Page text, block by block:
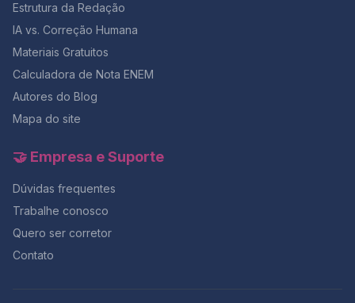
Estrutura da Redação
IA vs. Correção Humana
Materiais Gratuitos
Calculadora de Nota ENEM
Autores do Blog
Mapa do site
🤝 Empresa e Suporte
Dúvidas frequentes
Trabalhe conosco
Quero ser corretor
Contato